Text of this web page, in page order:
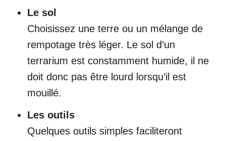
Le sol
Choisissez une terre ou un mélange de
rempotage très léger. Le sol d’un
terrarium est constamment humide, il ne
doit donc pas être lourd lorsqu’il est
mouillé.
Les outils
Quelques outils simples faciliteront